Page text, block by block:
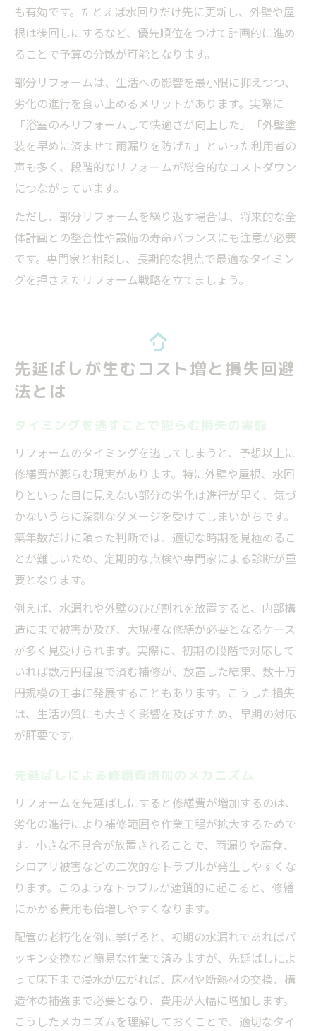
も有効です。たとえば水回りだけ先に更新し、外壁や屋
根は後回しにするなど、優先順位をつけて計画的に進め
ることで予算の分散が可能となります。
部分リフォームは、生活への影響を最小限に抑えつつ、
劣化の進行を食い止めるメリットがあります。実際に
「浴室のみリフォームして快適さが向上した」「外壁塗
装を早めに済ませて雨漏りを防げた」といった利用者の
声も多く、段階的なリフォームが総合的なコストダウン
につながっています。
ただし、部分リフォームを繰り返す場合は、将来的な全
体計画との整合性や設備の寿命バランスにも注意が必要
です。専門家と相談し、長期的な視点で最適なタイミン
グを押さえたリフォーム戦略を立てましょう。
先延ばしが生むコスト増と損失回避
法とは
タイミングを逃すことで膨らむ損失の実態
リフォームのタイミングを逃してしまうと、予想以上に
修繕費が膨らむ現実があります。特に外壁や屋根、水回
りといった目に見えない部分の劣化は進行が早く、気づ
かないうちに深刻なダメージを受けてしまいがちです。
築年数だけに頼った判断では、適切な時期を見極めるこ
とが難しいため、定期的な点検や専門家による診断が重
要となります。
例えば、水漏れや外壁のひび割れを放置すると、内部構
造にまで被害が及び、大規模な修繕が必要となるケース
が多く見受けられます。実際に、初期の段階で対応して
いれば数万円程度で済む補修が、放置した結果、数十万
円規模の工事に発展することもあります。こうした損失
は、生活の質にも大きく影響を及ぼすため、早期の対応
が肝要です。
先延ばしによる修繕費増加のメカニズム
リフォームを先延ばしにすると修繕費が増加するのは、
劣化の進行により補修範囲や作業工程が拡大するためで
す。小さな不具合が放置されることで、雨漏りや腐食、
シロアリ被害などの二次的なトラブルが発生しやすくな
ります。このようなトラブルが連鎖的に起こると、修繕
にかかる費用も倍増しやすくなります。
配管の老朽化を例に挙げると、初期の水漏れであればパ
ッキン交換など簡易な作業で済みますが、先延ばしによ
って床下まで浸水が広がれば、床材や断熱材の交換、構
造体の補強まで必要となり、費用が大幅に増加します。
こうしたメカニズムを理解しておくことで、適切なタイ